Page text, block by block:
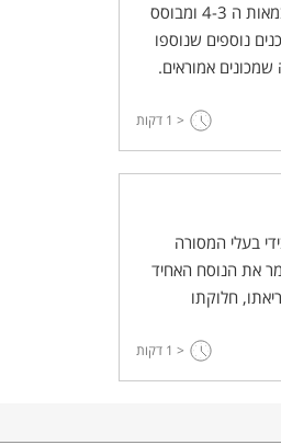
חיבור שנוצר בארץ ישראל במאות ה 4-3 ומבוסס
נוספים שנוספו
אמוראים.
< 1 דקות
בעלי המסורה
לשמר את הנוסח האחיד
חלוקתו
< 1 דקות